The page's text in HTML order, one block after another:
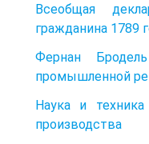
Всеобщая
гражданина 1789
Фернан
промышленной
Наука и
производства